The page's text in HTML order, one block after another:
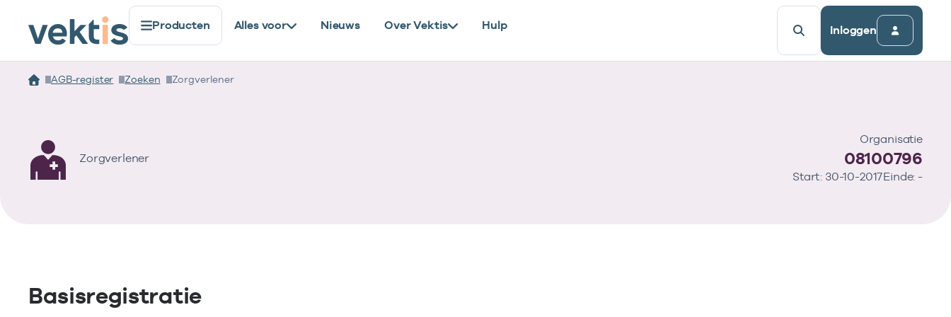
Producten Alles voor Nieuws Over Vektis Hulp Inloggen
AGB-register Zoeken Zorgverlener
Zorgverlener
Organisatie
08100796
Start: 30-10-2017Einde: -
Basisregistratie